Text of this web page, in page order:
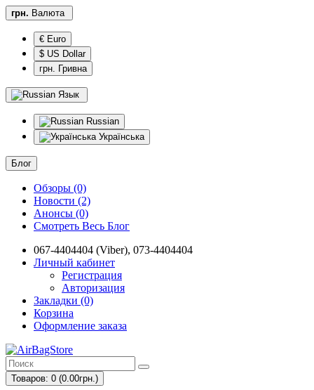
грн. Валюта
€ Euro
$ US Dollar
грн. Гривна
Язык
Russian
Українська
Блог
Обзоры (0)
Новости (2)
Анонсы (0)
Смотреть Весь Блог
067-4404404 (Viber), 073-4404404
Личный кабинет
Регистрация
Авторизация
Закладки (0)
Корзина
Оформление заказа
Товаров: 0 (0.00грн.)